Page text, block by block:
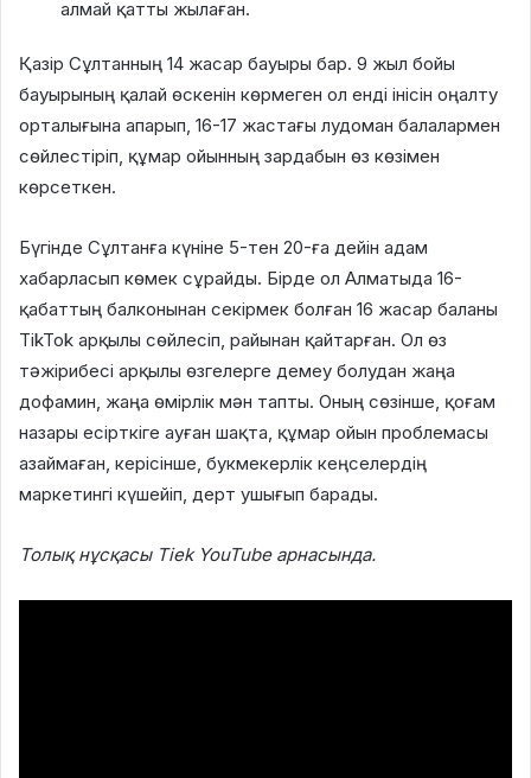
алмай қатты жылаған.
Қазір Сұлтанның 14 жасар бауыры бар. 9 жыл бойы
бауырының қалай өскенін көрмеген ол енді інісін оңалту
орталығына апарып, 16-17 жастағы лудоман балалармен
сөйлестіріп, құмар ойынның зардабын өз көзімен
көрсеткен.
Бүгінде Сұлтанға күніне 5-тен 20-ға дейін адам
хабарласып көмек сұрайды. Бірде ол Алматыда 16-
қабаттың балконынан секірмек болған 16 жасар баланы
TikTok арқылы сөйлесіп, райынан қайтарған. Ол өз
тәжірибесі арқылы өзгелерге демеу болудан жаңа
дофамин, жаңа өмірлік мән тапты. Оның сөзінше, қоғам
назары есірткіге ауған шақта, құмар ойын проблемасы
азаймаған, керісінше, букмекерлік кеңселердің
маркетингі күшейіп, дерт ушығып барады.
Толық нұсқасы Tiek YouTube арнасында.